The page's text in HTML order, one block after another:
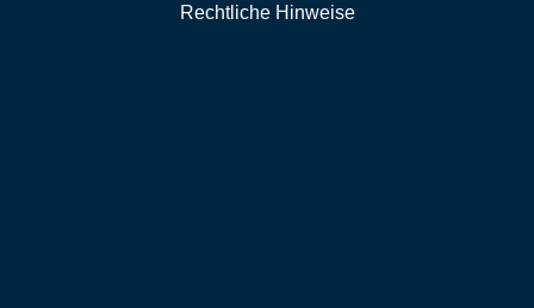
Rechtliche Hinweise